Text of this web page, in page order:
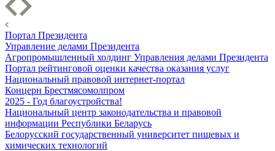
Портал Президента
Управление делами Президента
Агропромышленный холдинг Управления делами Президента
Портал рейтинговой оценки качества оказания услуг
Национальный правовой интернет-портал
Концерн Брестмясомолпром
2025 - Год благоустройства!
Национальный центр законодательства и правовой
информации Республики Беларусь
Белорусский государственный университет пищевых и
химических технологий